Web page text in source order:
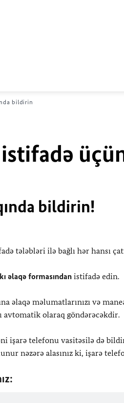
bildirin
bildirin!
tələbləri ilə bağlı hər hansı
əlaqə formasındanistifadə edin.
əlaqə məlumatlarınızı və
avtomatik olaraq göndərəcəkdir.
işarə telefonu vasitəsilə də
nəzərə alasınız ki, işarə